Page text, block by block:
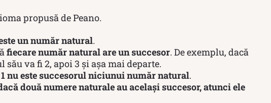
propusă de Peano.
un număr natural.
fiecare număr natural are un succesor. De exemplu, dacă
va fi 2, apoi 3 și așa mai departe.
1 nu este succesorul niciunui număr natural.
două numere naturale au același succesor, atunci ele